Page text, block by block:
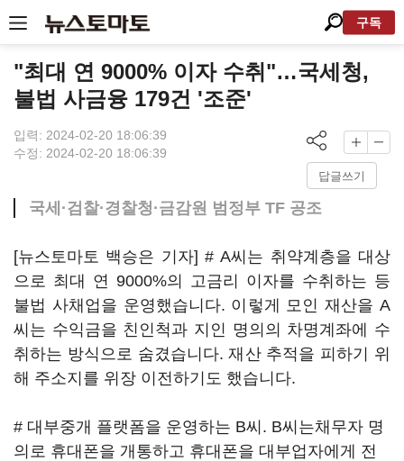
구독
"최대 연 9000% 이자 수취"…국세청,
불법 사금융 179건 '조준'
입력: 2024-02-20 18:06:39
수정: 2024-02-20 18:06:39
답글쓰기
국세·검찰·경찰청·금감원 범정부 TF 공조
[뉴스토마토 백승은 기자] # A씨는 취약계층을 대상
으로 최대 연 9000%의 고금리 이자를 수취하는 등
불법 사채업을 운영했습니다. 이렇게 모인 재산을 A
씨는 수익금을 친인척과 지인 명의의 차명계좌에 수
취하는 방식으로 숨겼습니다. 재산 추적을 피하기 위
해 주소지를 위장 이전하기도 했습니다.
# 대부중개 플랫폼을 운영하는 B씨. B씨는채무자 명
의로 휴대폰을 개통하고 휴대폰을 대부업자에게 전